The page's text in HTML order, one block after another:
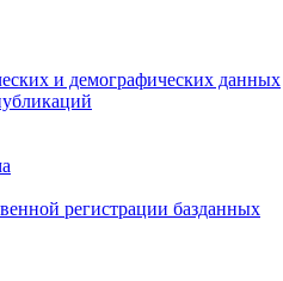
и демографических данных
регистрации базданных